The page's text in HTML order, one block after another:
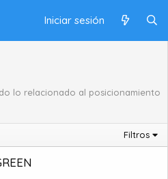
Iniciar sesión
lo relacionado al posicionamiento
Filtros